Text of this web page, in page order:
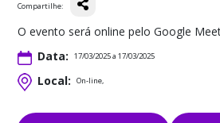
Compartilhe:
O evento será online pelo Google
Data:
17/03/2025 a 17/03/2025
Local: On-line,